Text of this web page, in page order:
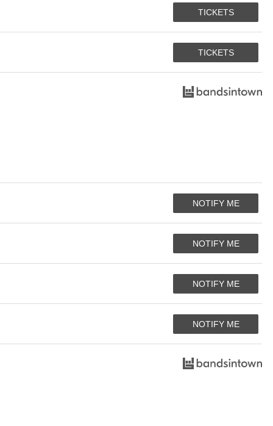
TICKETS
TICKETS
NOTIFY ME
NOTIFY ME
NOTIFY ME
NOTIFY ME